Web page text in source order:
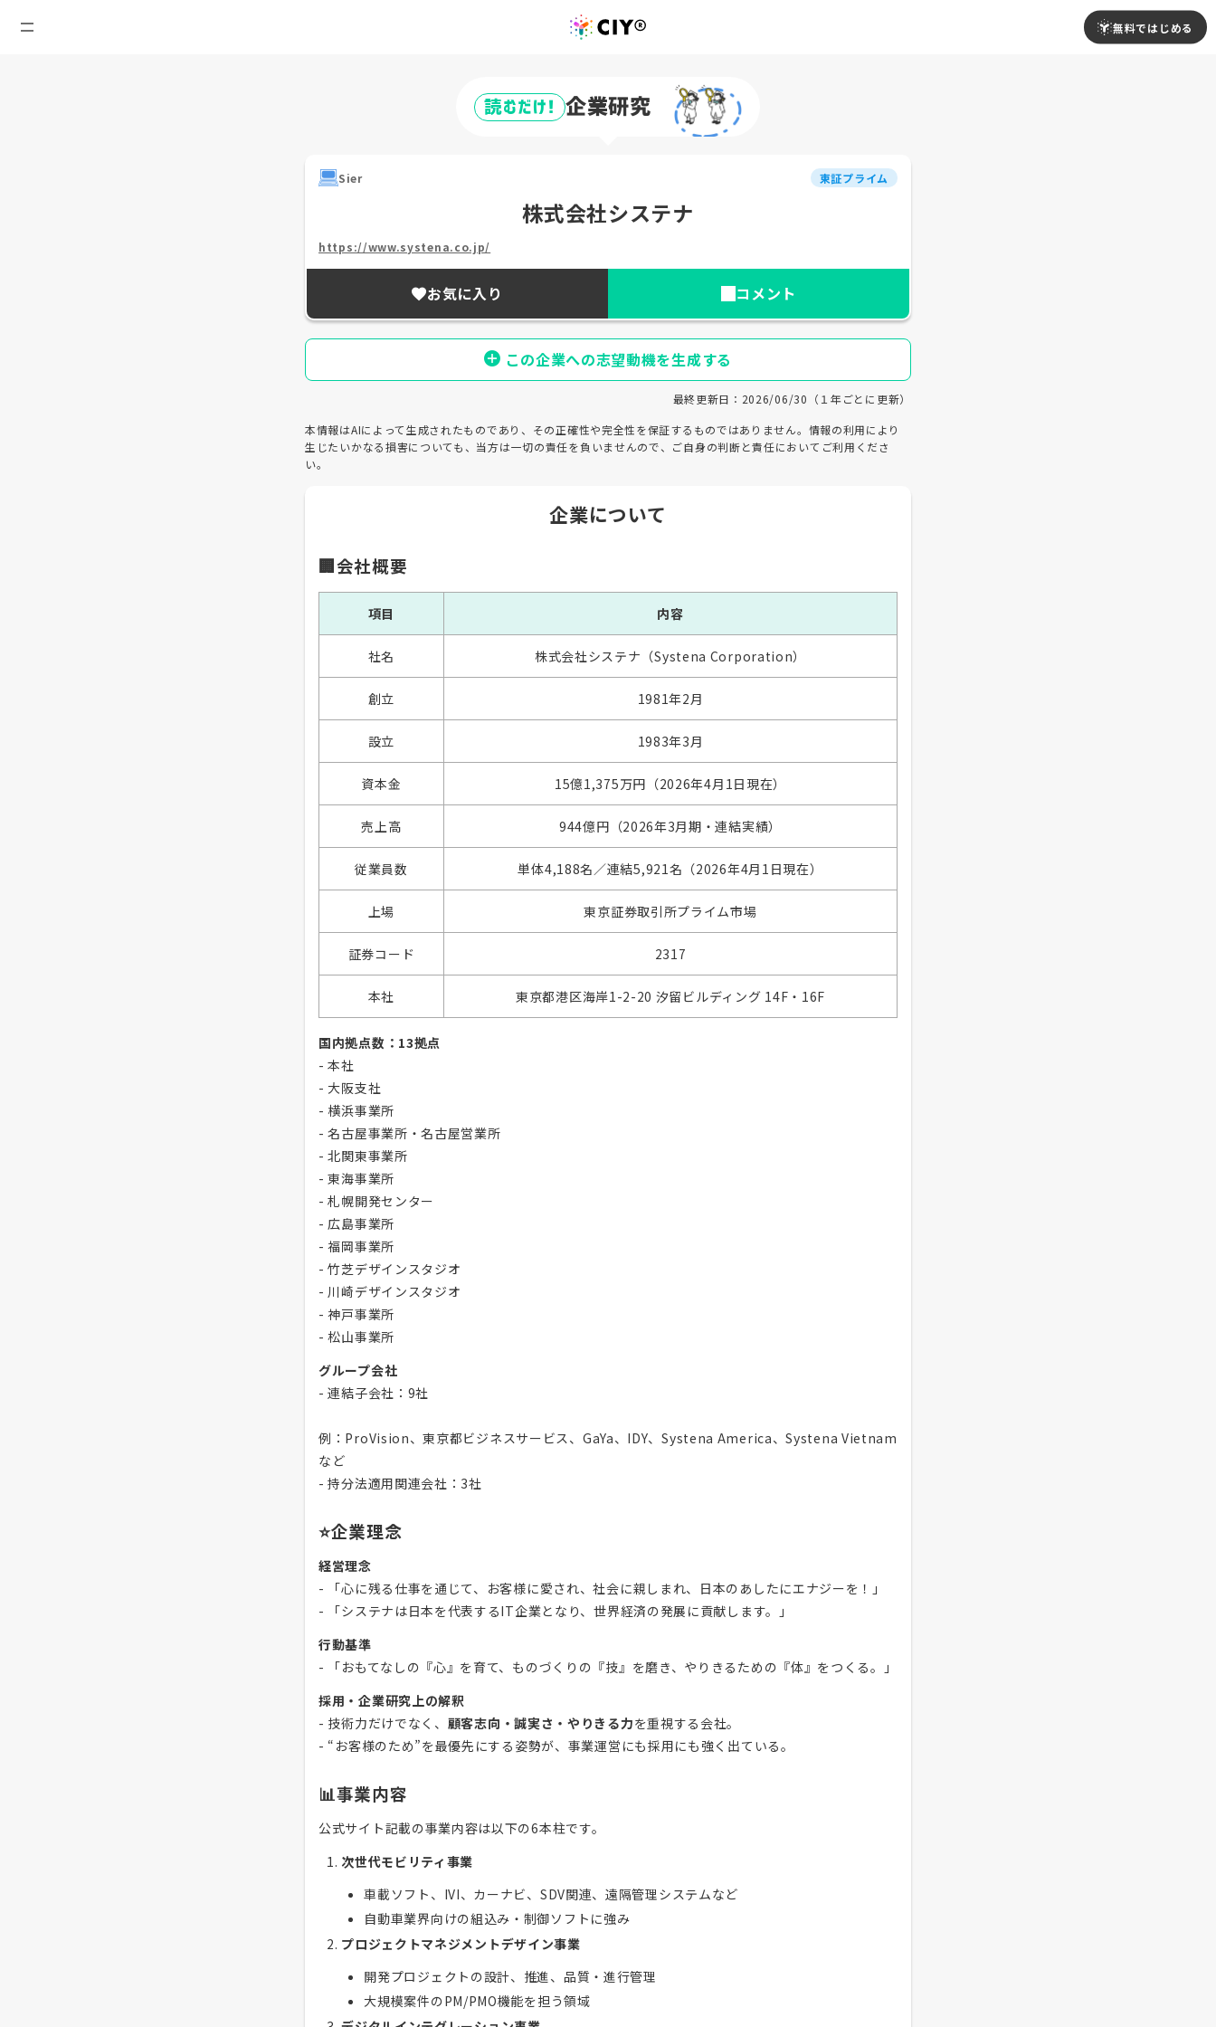
無料ではじめる
読むだけ! 企業研究
Sier 東証プライム
株式会社システナ
https://www.systena.co.jp/
お気に入り コメント
この企業への志望動機を生成する
最終更新日：2026/06/30（１年ごとに更新）
本情報はAIによって生成されたものであり、その正確性や完全性を保証するものではありません。情報の利用により
生じたいかなる損害についても、当方は一切の責任を負いませんので、ご自身の判断と責任においてご利用くださ
い。
企業について
🏢会社概要
項目 内容
社名 株式会社システナ（Systena Corporation）
創立 1981年2月
設立 1983年3月
資本金 15億1,375万円（2026年4月1日現在）
売上高 944億円（2026年3月期・連結実績）
従業員数 単体4,188名／連結5,921名（2026年4月1日現在）
上場 東京証券取引所プライム市場
証券コード 2317
本社 東京都港区海岸1-2-20 汐留ビルディング 14F・16F
国内拠点数：13拠点
- 本社
- 大阪支社
- 横浜事業所
- 名古屋事業所・名古屋営業所
- 北関東事業所
- 東海事業所
- 札幌開発センター
- 広島事業所
- 福岡事業所
- 竹芝デザインスタジオ
- 川崎デザインスタジオ
- 神戸事業所
- 松山事業所
グループ会社
- 連結子会社：9社
例：ProVision、東京都ビジネスサービス、GaYa、IDY、Systena America、Systena Vietnam
など
- 持分法適用関連会社：3社
⭐企業理念
経営理念
- 「心に残る仕事を通じて、お客様に愛され、社会に親しまれ、日本のあしたにエナジーを！」
- 「システナは日本を代表するIT企業となり、世界経済の発展に貢献します。」
行動基準
- 「おもてなしの『心』を育て、ものづくりの『技』を磨き、やりきるための『体』をつくる。」
採用・企業研究上の解釈
- 技術力だけでなく、 顧客志向・誠実さ・やりきる力を重視する会社。
- “お客様のため”を最優先にする姿勢が、事業運営にも採用にも強く出ている。
📊事業内容
公式サイト記載の事業内容は以下の6本柱です。
次世代モビリティ事業
車載ソフト、IVI、カーナビ、SDV関連、遠隔管理システムなど
自動車業界向けの組込み・制御ソフトに強み
プロジェクトマネジメントデザイン事業
開発プロジェクトの設計、推進、品質・進行管理
大規模案件のPM/PMO機能を担う領域